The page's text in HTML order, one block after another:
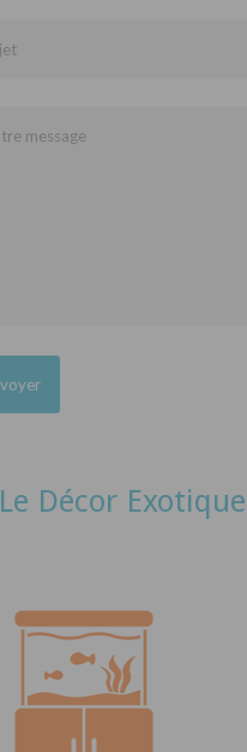
Le Décor